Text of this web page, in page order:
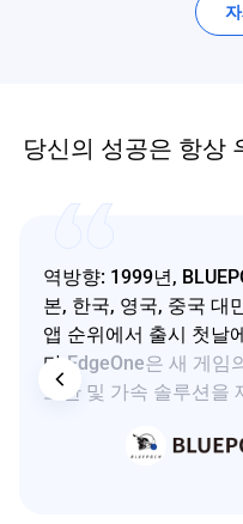
당신의 성공은 항상
역방향: 1999년,
본, 한국, 영국, 중국 대
앱 순위에서 출시 첫날
다. EdgeOne은 새 게임
보안 및 가속 솔루션을